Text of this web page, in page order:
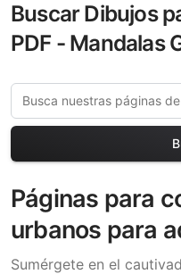
Buscar Dibujos
PDF - Mandalas
Páginas para
urbanos para
Sumérgete en el